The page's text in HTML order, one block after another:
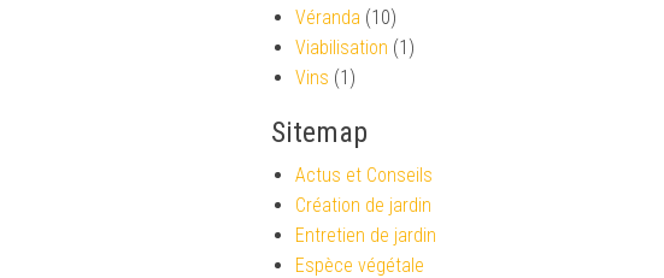
Véranda (10)
Viabilisation (1)
Vins (1)
Sitemap
Actus et Conseils
Création de jardin
Entretien de jardin
Espèce végétale